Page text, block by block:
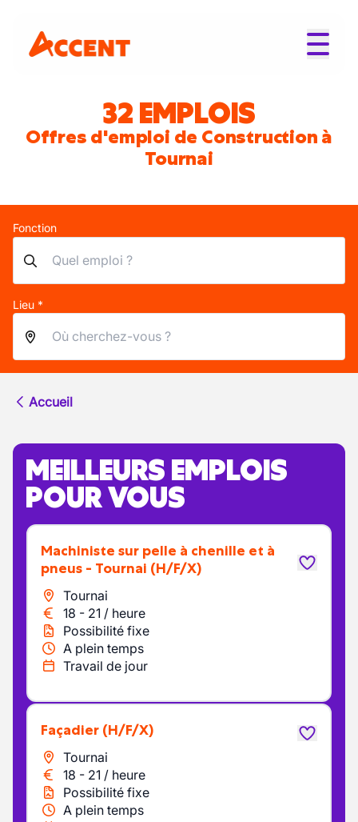
32 EMPLOIS
Offres d'emploi de Construction à
Tournai
Fonction
Lieu *
Accueil
MEILLEURS EMPLOIS
POUR VOUS
Machiniste sur pelle à chenille et à
pneus - Tournai (H/F/X)
Tournai
18 - 21 / heure
Possibilité fixe
A plein temps
Travail de jour
Façadier (H/F/X)
Tournai
18 - 21 / heure
Possibilité fixe
A plein temps